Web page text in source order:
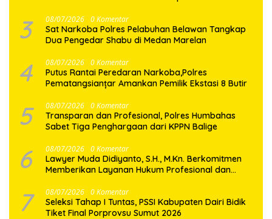
3 08/07/2026 0 Komentar
Sat Narkoba Polres Pelabuhan Belawan Tangkap
Dua Pengedar Shabu di Medan Marelan
4 08/07/2026 0 Komentar
Putus Rantai Peredaran Narkoba,Polres
Pematangsianțar Amankan Pemilik Ekstasi 8 Butir
5 08/07/2026 0 Komentar
Transparan dan Profesional, Polres Humbahas
Sabet Tiga Penghargaan dari KPPN Balige
6 08/07/2026 0 Komentar
Lawyer Muda Didiyanto, S.H., M.Kn. Berkomitmen
Memberikan Layanan Hukum Profesional dan
7 08/07/2026 0 Komentar
Seleksi Tahap I Tuntas, PSSI Kabupaten Dairi Bidik
Tiket Final Porprovsu Sumut 2026